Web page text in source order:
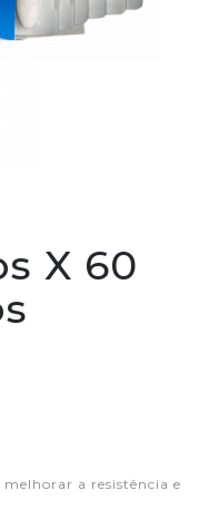
X 60
a resistência e